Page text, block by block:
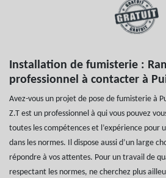
Installation de fumisterie :
professionnel à contacter à
Avez-vous un projet de pose de fumisterie à
Z.T est un professionnel à qui vous pouvez
toutes les compétences et l’expérience pour
dans les normes. Il dispose aussi d’un large
répondre à vos attentes. Pour un travail de
respectant les normes, ne cherchez plus